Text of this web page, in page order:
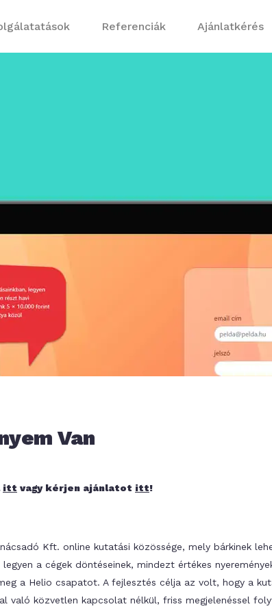
Referenciák Ajánlatkérés
Van
itt vagy kérjen ajánlatot itt!
Kft. online kutatási közössége, mely bárkinek
a cégek döntéseinek, mindezt értékes
a Helio csapatot. A fejlesztés célja az volt, hogy a
való közvetlen kapcsolat nélkül, friss megjelenéssel